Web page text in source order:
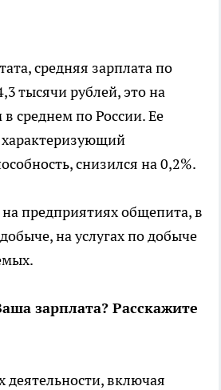
средняя зарплата по
тысячи рублей, это на
среднем по России. Ее
снизился на 0,2%.
предприятиях общепита, в
на услугах по добыче
зарплата? Расскажите
деятельности, включая